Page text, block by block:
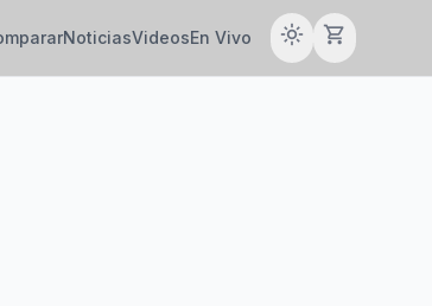
NoticiasVideosEn Vivo light_mode shopping_cart